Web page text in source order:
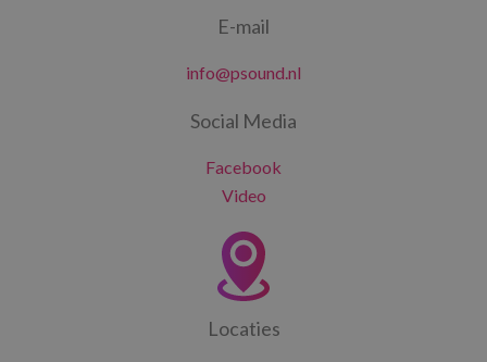
E-mail
info@psound.nl
Social Media
Facebook
Video
Locaties